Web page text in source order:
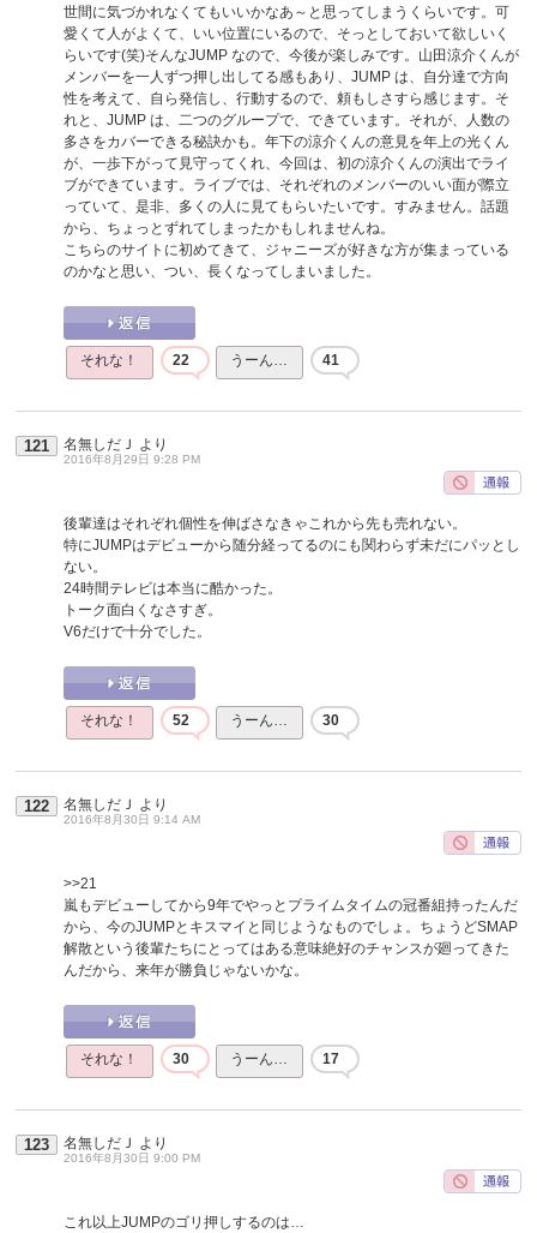
世間に気づかれなくてもいいかなあ～と思ってしまうくらいです。可
愛くて人がよくて、いい位置にいるので、そっとしておいて欲しいく
らいです(笑)そんなJUMP なので、今後が楽しみです。山田涼介くんが
メンバーを一人ずつ押し出してる感もあり、JUMP は、自分達で方向
性を考えて、自ら発信し、行動するので、頼もしさすら感じます。そ
れと、JUMP は、二つのグループで、できています。それが、人数の
多さをカバーできる秘訣かも。年下の涼介くんの意見を年上の光くん
が、一歩下がって見守ってくれ、今回は、初の涼介くんの演出でライ
ブができています。ライブでは、それぞれのメンバーのいい面が際立
っていて、是非、多くの人に見てもらいたいです。すみません。話題
から、ちょっとずれてしまったかもしれませんね。
こちらのサイトに初めてきて、ジャニーズが好きな方が集まっている
のかなと思い、つい、長くなってしまいました。
それな！ 22 うーん… 41
121 名無しだＪ より
2016年8月29日 9:28 PM
後輩達はそれぞれ個性を伸ばさなきゃこれから先も売れない。
特にJUMPはデビューから随分経ってるのにも関わらず未だにパッとし
ない。
24時間テレビは本当に酷かった。
トーク面白くなさすぎ。
V6だけで十分でした。
それな！ 52 うーん… 30
122 名無しだＪ より
2016年8月30日 9:14 AM
>>21
嵐もデビューしてから9年でやっとプライムタイムの冠番組持ったんだ
から、今のJUMPとキスマイと同じようなものでしょ。ちょうどSMAP
解散という後輩たちにとってはある意味絶好のチャンスが廻ってきた
んだから、来年が勝負じゃないかな。
それな！ 30 うーん… 17
123 名無しだＪ より
2016年8月30日 9:00 PM
これ以上JUMPのゴリ押しするのは…